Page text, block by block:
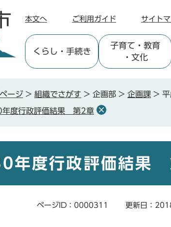
本文へ ご利用ガイド サイト
くらし ・手続き
子育て ・教育
・文化
ージ > 組織でさがす > 企画部 > 企画課 >
年度行政評価結果 第2章
年度行政評価結果
ページID：0000311 更新日：